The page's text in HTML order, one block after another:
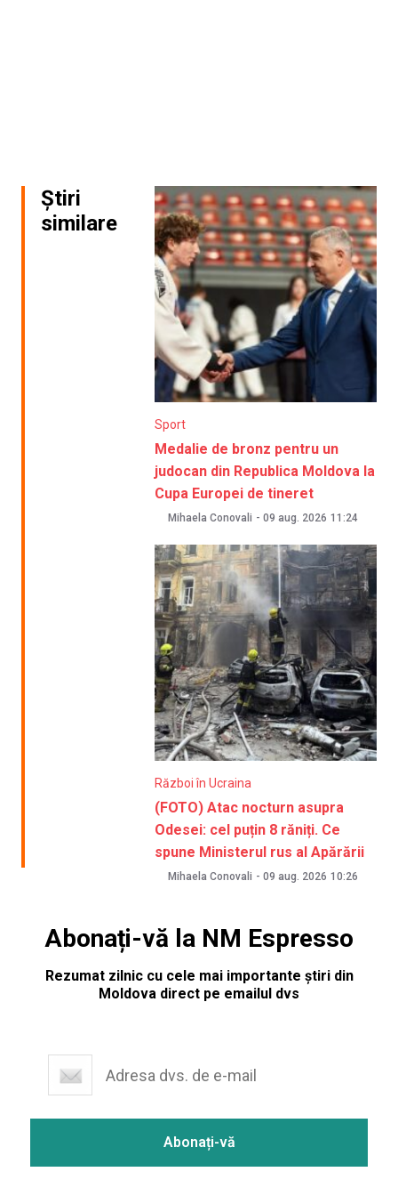
Știri
similare
Sport
Medalie de bronz pentru un
judocan din Republica Moldova la
Cupa Europei de tineret
Mihaela Conovali - 09 aug. 2026 11:24
Război în Ucraina
(FOTO) Atac nocturn asupra
Odesei: cel puțin 8 răniți. Ce
spune Ministerul rus al Apărării
Mihaela Conovali - 09 aug. 2026 10:26
Abonați-vă la NM Espresso
Rezumat zilnic cu cele mai importante știri din
Moldova direct pe emailul dvs